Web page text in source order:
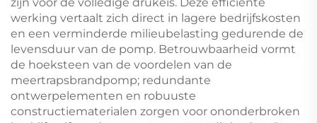
werking vertaalt zich direct in lagere bedrijfskosten
en een verminderde milieubelasting gedurende de
levensduur van de pomp. Betrouwbaarheid vormt
de hoeksteen van de voordelen van de
meertrapsbrandpomp; redundante
ontwerpelementen en robuuste
constructiematerialen zorgen voor ononderbroken